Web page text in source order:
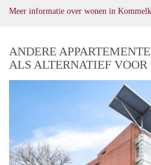
Meer informatie over wonen in
ANDERE
ALS ALTERNATIEF